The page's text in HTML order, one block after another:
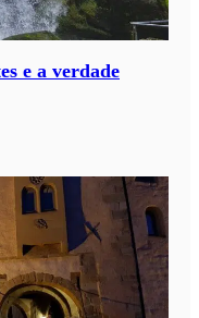
e a verdade